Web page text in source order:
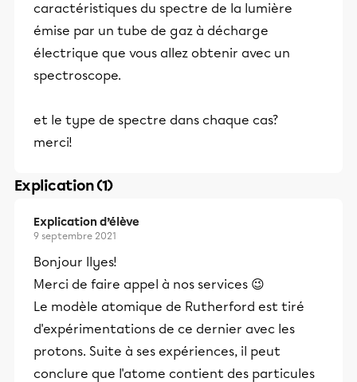
caractéristiques du spectre de la lumière
émise par un tube de gaz à décharge
électrique que vous allez obtenir avec un
spectroscope.
et le type de spectre dans chaque cas?
merci!
Explication (1)
Explication d’élève
9 septembre 2021
Bonjour Ilyes!
Merci de faire appel à nos services 😉
Le modèle atomique de Rutherford est tiré
d'expérimentations de ce dernier avec les
protons. Suite à ses expériences, il peut
conclure que l'atome contient des particules